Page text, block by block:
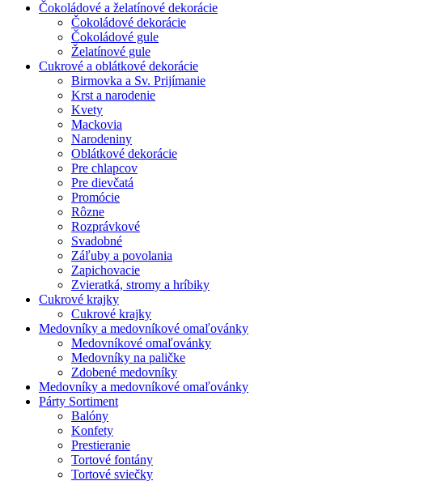
Čokoládové a želatínové dekorácie
Čokoládové dekorácie
Čokoládové gule
Želatínové gule
Cukrové a oblátkové dekorácie
Birmovka a Sv. Prijímanie
Krst a narodenie
Kvety
Mackovia
Narodeniny
Oblátkové dekorácie
Pre chlapcov
Pre dievčatá
Promócie
Rôzne
Rozprávkové
Svadobné
Záľuby a povolania
Zapichovacie
Zvieratká, stromy a hríbiky
Cukrové krajky
Cukrové krajky
Medovníky a medovníkové omaľovánky
Medovníkové omaľovánky
Medovníky na paličke
Zdobené medovníky
Medovníky a medovníkové omaľovánky
Párty Sortiment
Balóny
Konfety
Prestieranie
Tortové fontány
Tortové sviečky